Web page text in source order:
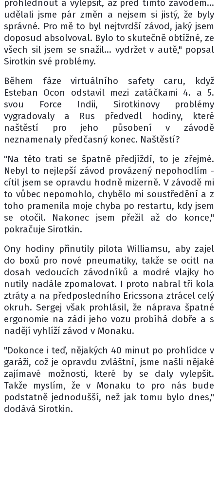
prohlédnout a vylepšit, až před tímto závodem...
udělali jsme pár změn a nejsem si jistý, že byly
správné. Pro mě to byl nejtvrdší závod, jaký jsem
doposud absolvoval. Bylo to skutečně obtížné, ze
všech sil jsem se snažil... vydržet v autě," popsal
Sirotkin své problémy.
Během fáze virtuálního safety caru, když
Esteban Ocon odstavil mezi zatáčkami 4. a 5.
svou Force Indii, Sirotkinovy problémy
vygradovaly a Rus předvedl hodiny, které
naštěstí pro jeho působení v závodě
neznamenaly předčasný konec. Naštěstí?
"Na této trati se špatně předjíždí, to je zřejmé.
Nebyl to nejlepší závod provázený nepohodlím -
cítil jsem se opravdu hodně mizerně. V závodě mi
to vůbec nepomohlo, chybělo mi soustředění a z
toho pramenila moje chyba po restartu, kdy jsem
se otočil. Nakonec jsem přežil až do konce,"
pokračuje Sirotkin.
Ony hodiny přinutily pilota Williamsu, aby zajel
do boxů pro nové pneumatiky, takže se ocitl na
dosah vedoucích závodníků a modré vlajky ho
nutily nadále zpomalovat. I proto nabral tři kola
ztráty a na předposledního Ericssona ztrácel celý
okruh. Sergej však prohlásil, že náprava špatné
ergonomie na zádi jeho vozu probíhá dobře a s
nadějí vyhlíží závod v Monaku.
"Dokonce i teď, nějakých 40 minut po prohlídce v
garáži, což je opravdu zvláštní, jsme našli nějaké
zajímavé možnosti, které by se daly vylepšit.
Takže myslím, že v Monaku to pro nás bude
podstatně jednodušší, než jak tomu bylo dnes,"
dodává Sirotkin.